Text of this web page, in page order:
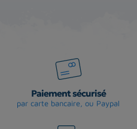
Paiement sécurisé
par carte bancaire, ou Paypal